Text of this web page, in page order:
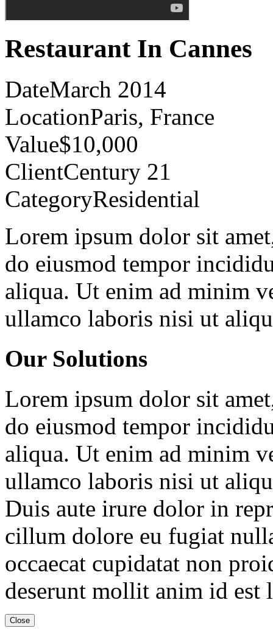
Restaurant In Cannes
DateMarch 2014
LocationParis, France
Value$10,000
ClientCentury 21
CategoryResidential
Lorem ipsum dolor sit
do eiusmod tempor
aliqua. Ut enim ad minim
ullamco laboris nisi ut
Our Solutions
Lorem ipsum dolor sit
do eiusmod tempor
aliqua. Ut enim ad minim
ullamco laboris nisi ut
Duis aute irure dolor in
cillum dolore eu fugiat
occaecat cupidatat non
deserunt mollit anim id est
Close